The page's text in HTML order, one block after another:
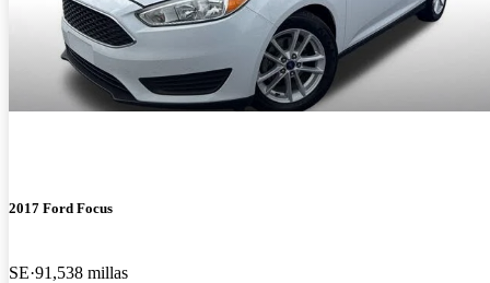
2017 Ford Focus
SE 91,538 millas